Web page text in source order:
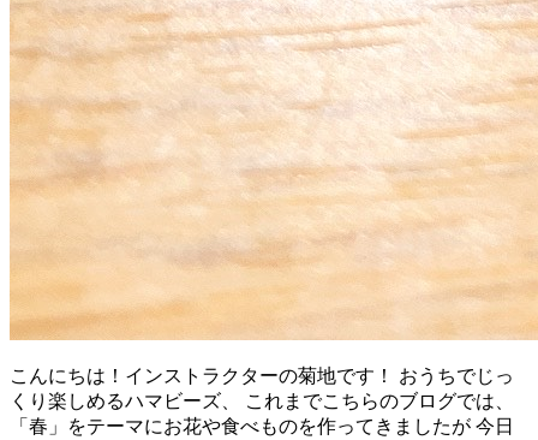
こんにちは！インストラクターの菊地です！ おうちでじっ
くり楽しめるハマビーズ、 これまでこちらのブログでは、
「春」をテーマにお花や食べものを作ってきましたが 今日